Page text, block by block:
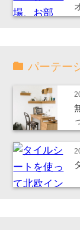
パーテー